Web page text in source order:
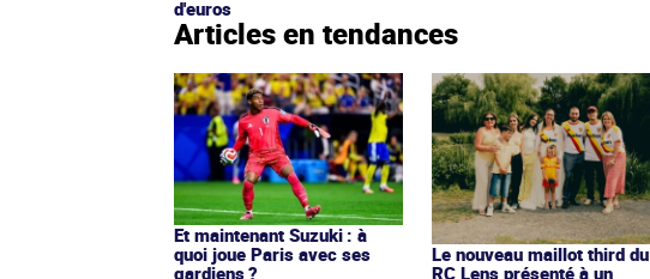
d'euros
Articles en tendances
Et maintenant Suzuki : à
quoi joue Paris avec ses
gardiens ?
Le nouveau maillot third du
RC Lens présenté à un